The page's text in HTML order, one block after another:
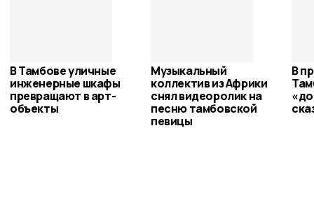
В Тамбове уличные
инженерные шкафы
превращают в арт-
объекты
Музыкальный
коллектив из Африки
снял видеоролик на
песню тамбовской
певицы
В